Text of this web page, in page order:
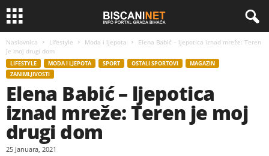
Naslovnica Lifestyle Moda i ljepota
Elena Babić – ljepotica iznad mreže: Teren
je moj drugi dom
LIFESTYLE MODA I LJEPOTA SPORT OSTALI SPORTOVI
MAGAZIN
ZANIMLJIVOSTI
Elena Babić – ljepotica
iznad mreže: Teren je moj
drugi dom
25 Januara, 2021